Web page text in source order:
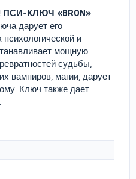
КЛЮЧ «BRON»
дарует его
и
мощную
судьбы,
вампиров, магии, дарует
Ключ также дает